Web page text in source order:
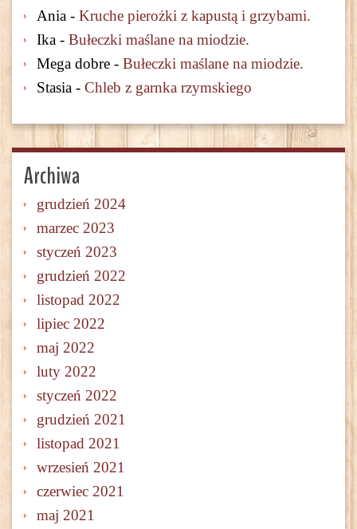
Ania - Kruche pierożki z kapustą i grzybami.
Ika - Bułeczki maślane na miodzie.
Mega dobre - Bułeczki maślane na miodzie.
Stasia - Chleb z garnka rzymskiego
Archiwa
grudzień 2024
marzec 2023
styczeń 2023
grudzień 2022
listopad 2022
lipiec 2022
maj 2022
luty 2022
styczeń 2022
grudzień 2021
listopad 2021
wrzesień 2021
czerwiec 2021
maj 2021